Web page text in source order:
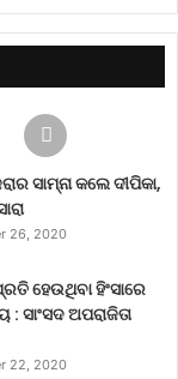
ସାମ୍ନା କଲେ ଦୀପିକା,
26, 2020
ହେଉଥିବା ହିଂସାରେ
: ସାଂସଦ ଅପରାଜିତା
22, 2020